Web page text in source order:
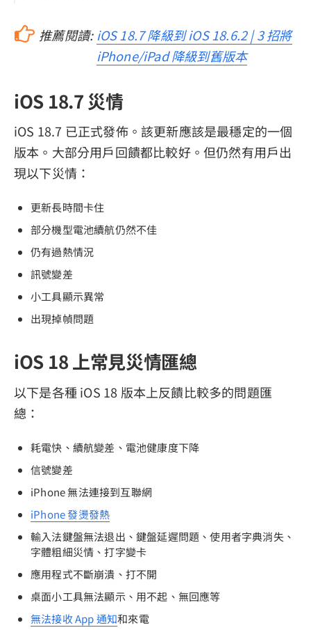
推薦閱讀: iOS 18.7 降級到 iOS 18.6.2 | 3 招將
iPhone/iPad 降級到舊版本
iOS 18.7 災情
iOS 18.7 已正式發佈。該更新應該是最穩定的一個
版本。大部分用戶回饋都比較好。但仍然有用戶出
現以下災情：
更新長時間卡住
部分機型電池續航仍然不佳
仍有過熱情況
訊號變差
小工具顯示異常
出現掉幀問題
iOS 18 上常見災情匯總
以下是各種 iOS 18 版本上反饋比較多的問題匯
總：
耗電快、續航變差、電池健康度下降
信號變差
iPhone 無法連接到互聯網
iPhone 發燙發熱
輸入法鍵盤無法退出、鍵盤延遲問題、使用者字典消失、
字體粗細災情、打字變卡
應用程式不斷崩潰、打不開
桌面小工具無法顯示、用不起、無回應等
無法接收 App 通知和來電